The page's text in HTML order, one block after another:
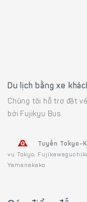
Du lịch bằng xe
Chúng tôi hỗ trợ đặt
bởi Fujikyu Bus.
Tuyến Tokyo-
vụ Tokyo,
Yamanakako